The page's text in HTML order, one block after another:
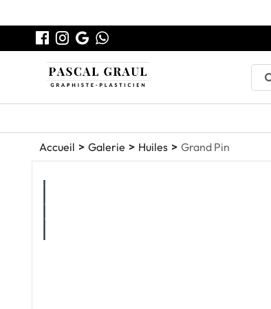
Accueil Galerie Huiles Grand Pin
Vendu
ou
en